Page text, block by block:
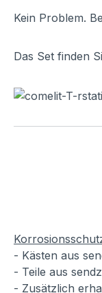
Kein Problem.
Das Set finden
- Kästen aus
- Teile aus
- Zusätzlich